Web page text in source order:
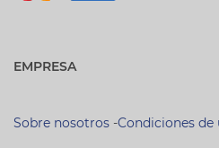
EMPRESA
Sobre nosotros -Condiciones de